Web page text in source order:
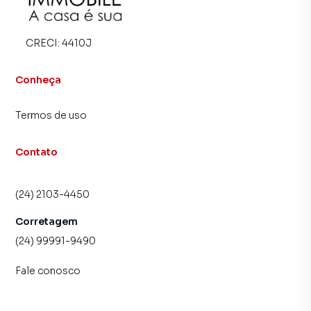
proprietários e inquilinos.
CRECI: 4410J
Conheça
Termos de uso
Contato
(24) 2103-4450
Corretagem
(24) 99991-9490
Fale conosco